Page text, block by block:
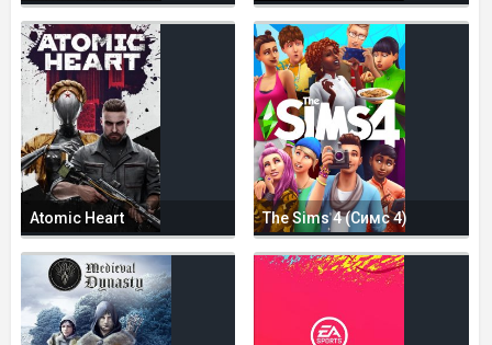
Atomic Heart The Sims 4 (Симс 4)